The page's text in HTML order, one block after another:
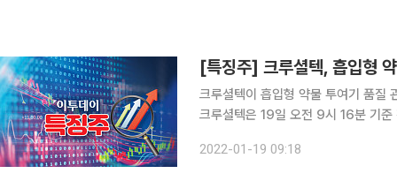
크루셜텍이 흡입형 약물 투여기 품질
크루셜텍은 19일 오전 9시 16분 기
있다. 크루셜텍은 생체인식기반
2022-01-19 09:18